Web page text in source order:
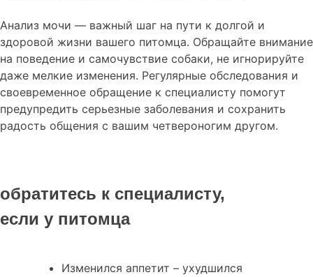
Анализ мочи — важный шаг на пути к долгой и
здоровой жизни вашего питомца. Обращайте внимание
на поведение и самочувствие собаки, не игнорируйте
даже мелкие изменения. Регулярные обследования и
своевременное обращение к специалисту помогут
предупредить серьезные заболевания и сохранить
радость общения с вашим четвероногим другом.
обратитесь к специалисту,
если у питомца
Изменился аппетит – ухудшился